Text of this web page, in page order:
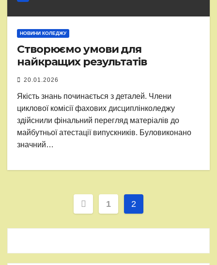
НОВИНИ КОЛЕДЖУ
Створюємо умови для
найкращих результатів
20.01.2026
Якість знань починається з деталей. Члени
циклової комісії фахових дисциплінколеджу
здійснили фінальний перегляд матеріалів до
майбутньої атестації випускників. Буловиконано
значний…
Пагінація
записів
1 2